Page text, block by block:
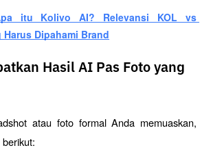
itu Kolivo AI? Relevansi KOL vs
Dipahami Brand
Hasil AI Pas Foto yang
atau foto formal Anda memuaskan,